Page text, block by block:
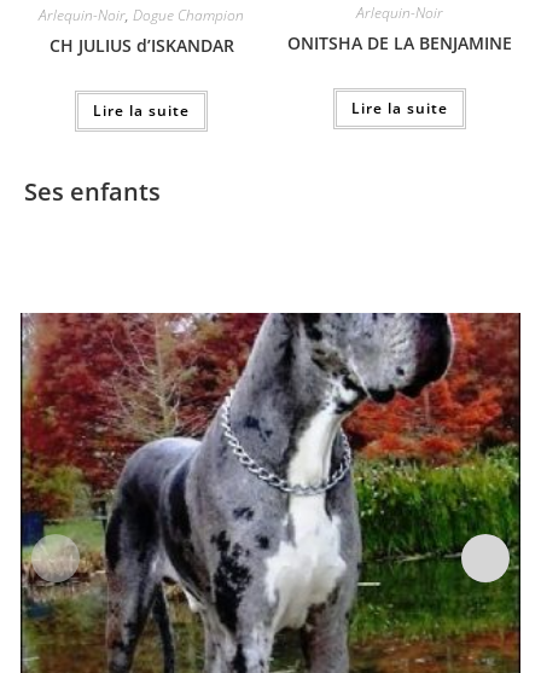
Arlequin-Noir, Dogue Champion
CH JULIUS d’ISKANDAR
Lire la suite
Arlequin-Noir
ONITSHA DE LA BENJAMINE
Lire la suite
Ses enfants